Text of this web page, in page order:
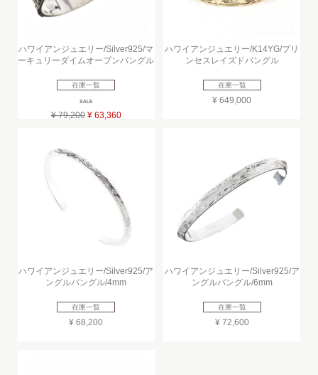
ハワイアンジュエリー/Silver925/マ
ーキュリーダイムオープンバングル
在庫一覧
SALE
¥ 79,200 ¥ 63,360
ハワイアンジュエリー/K14YG/プリ
ンセスレイズドバングル
在庫一覧
¥ 649,000
ハワイアンジュエリー/Silver925/ア
ングルバングル/4mm
在庫一覧
¥ 68,200
ハワイアンジュエリー/Silver925/ア
ングルバングル/6mm
在庫一覧
¥ 72,600